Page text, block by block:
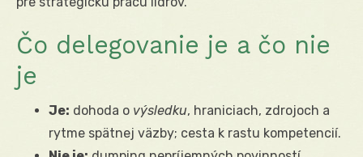
Čo delegovanie je a čo nie
je
Je: dohoda o výsledku, hraniciach, zdrojoch a
rytme spätnej väzby; cesta k rastu kompetencií.